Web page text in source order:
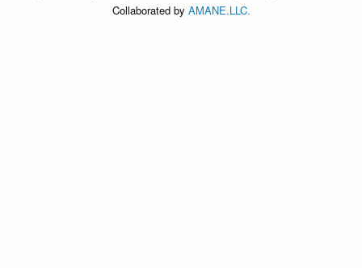
Collaborated by AMANE.LLC.